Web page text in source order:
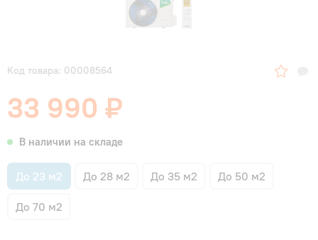
Код товара: 00008564
33 990 ₽
В наличии на складе
До 23 м2 До 28 м2 До 35 м2 До 50 м2
До 70 м2